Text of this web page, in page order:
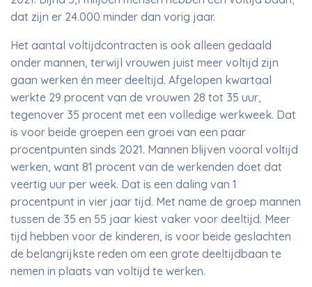
dat zijn er 24.000 minder dan vorig jaar.
Het aantal voltijdcontracten is ook alleen gedaald
onder mannen, terwijl vrouwen juist meer voltijd zijn
gaan werken én meer deeltijd. Afgelopen kwartaal
werkte 29 procent van de vrouwen 28 tot 35 uur,
tegenover 35 procent met een volledige werkweek. Dat
is voor beide groepen een groei van een paar
procentpunten sinds 2021. Mannen blijven vooral voltijd
werken, want 81 procent van de werkenden doet dat
veertig uur per week. Dat is een daling van 1
procentpunt in vier jaar tijd. Met name de groep mannen
tussen de 35 en 55 jaar kiest vaker voor deeltijd. Meer
tijd hebben voor de kinderen, is voor beide geslachten
de belangrijkste reden om een grote deeltijdbaan te
nemen in plaats van voltijd te werken.